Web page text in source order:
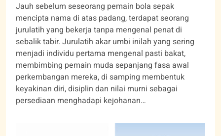
Jauh sebelum seseorang pemain bola sepak
mencipta nama di atas padang, terdapat seorang
jurulatih yang bekerja tanpa mengenal penat di
sebalik tabir. Jurulatih akar umbi inilah yang sering
menjadi individu pertama mengenal pasti bakat,
membimbing pemain muda sepanjang fasa awal
perkembangan mereka, di samping membentuk
keyakinan diri, disiplin dan nilai murni sebagai
persediaan menghadapi kejohanan…